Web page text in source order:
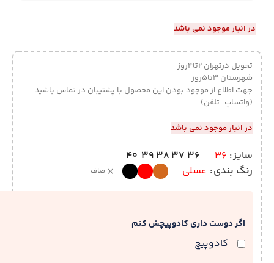
در انبار موجود نمی باشد
تحویل درتهران 2تا4روز
شهرستان 3تا5روز
جهت اطلاع از موجود بودن این محصول با پشتیبان در تماس باشید.
(واتساپ-تلفن)
در انبار موجود نمی باشد
سایز 36
36
37
38
39
40
رنگ بندی عسلی صاف
اگر دوست داری کادوپیچش کنم
کادوپیچ